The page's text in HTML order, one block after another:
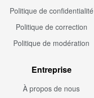
Politique de confidentialité
Politique de correction
Politique de modération
Entreprise
À propos de nous